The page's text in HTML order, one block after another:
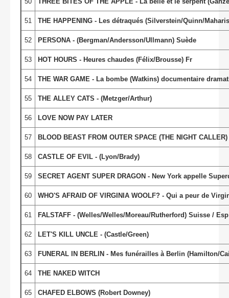
51 THE HAPPENING - Les détraqués (Silverstein/Quinn/
52 PERSONA - (Bergman/Andersson/Ullmann) Suède
53 HOT HOURS - Heures chaudes (Félix/Brousse) Fr
54 THE WAR GAME - La bombe (Watkins) documentaire
55 THE ALLEY CATS - (Metzger/Arthur)
56 LOVE NOW PAY LATER
57 BLOOD BEAST FROM OUTER SPACE (THE NIGHT
58 CASTLE OF EVIL - (Lyon/Brady)
59 SECRET AGENT SUPER DRAGON - New York appelle
60 WHO'S AFRAID OF VIRGINIA WOOLF? - Qui a peur de
61 FALSTAFF - (Welles/Welles/Moreau/Rutherford) Suisse / Esp
62 LET'S KILL UNCLE - (Castle/Green)
63 FUNERAL IN BERLIN - Mes funérailles à Berlin (Hamilton/
64 THE NAKED WITCH
65 CHAFED ELBOWS (Robert Downey)